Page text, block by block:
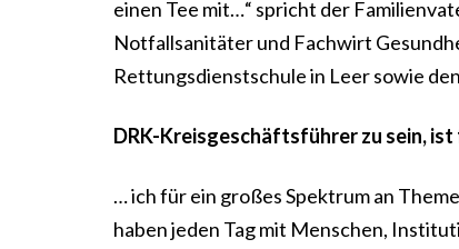
einen Tee mit…“ spricht der
Notfallsanitäter und Fachwirt
Rettungsdienstschule in Leer sowie
DRK-Kreisgeschäftsführer zu sein,
… ich für ein großes Spektrum an
haben jeden Tag mit Menschen,